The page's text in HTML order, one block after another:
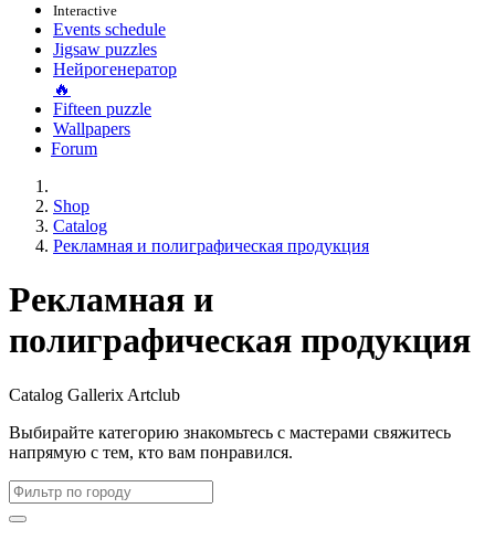
Interactive
Events schedule
Jigsaw puzzles
Нейрогенератор
🔥
Fifteen puzzle
Wallpapers
Forum
Shop
Catalog
Рекламная и полиграфическая продукция
Рекламная и
полиграфическая продукция
Catalog Gallerix Artclub
Выбирайте категорию знакомьтесь с мастерами свяжитесь
напрямую с тем, кто вам понравился.